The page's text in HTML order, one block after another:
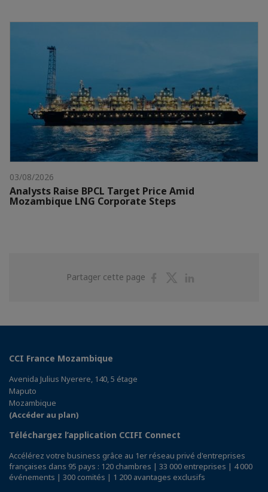
03/08/2026
Analysts Raise BPCL Target Price Amid
Mozambique LNG Corporate Steps
Partager cette page
PartagerPartager
CCI France Mozambique
Avenida Julius Nyerere, 140, 5 étage
Maputo
Mozambique
(Accéder au plan)
Téléchargez l’application CCIFI Connect
Accélérez votre business grâce au 1er réseau privé d'entreprises
françaises dans 95 pays : 120 chambres | 33 000 entreprises | 4 000
événements | 300 comités | 1 200 avantages exclusifs